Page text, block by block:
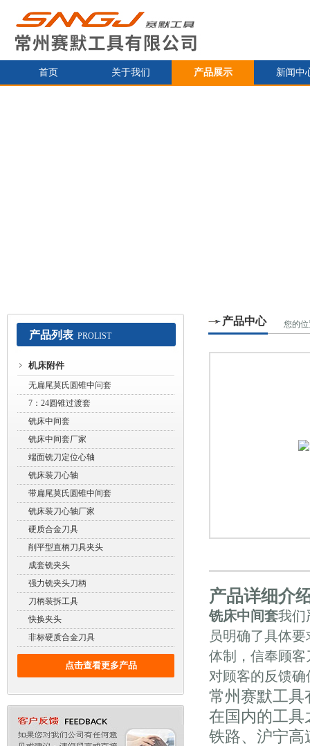
常州赛默工具有限公司
首页 关于我们 产品展示 新闻中
产品列表 PROLIST
机床附件
无扁尾莫氏圆锥中问套
7：24圆锥过渡套
铣床中间套
铣床中间套厂家
端面铣刀定位心轴
铣床装刀心轴
带扁尾莫氏圆锥中间套
铣床装刀心轴厂家
硬质合金刀具
削平型直柄刀具夹头
成套铣夹头
强力铣夹头刀柄
刀柄装拆工具
快换夹头
非标硬质合金刀具
点击查看更多产品
产品中心 您的
产品详细介
铣床中间套我们
员明确了具体
体制，信奉顾客
对顾客的反馈
常州赛默工具
在国内的工
铁路、沪宁